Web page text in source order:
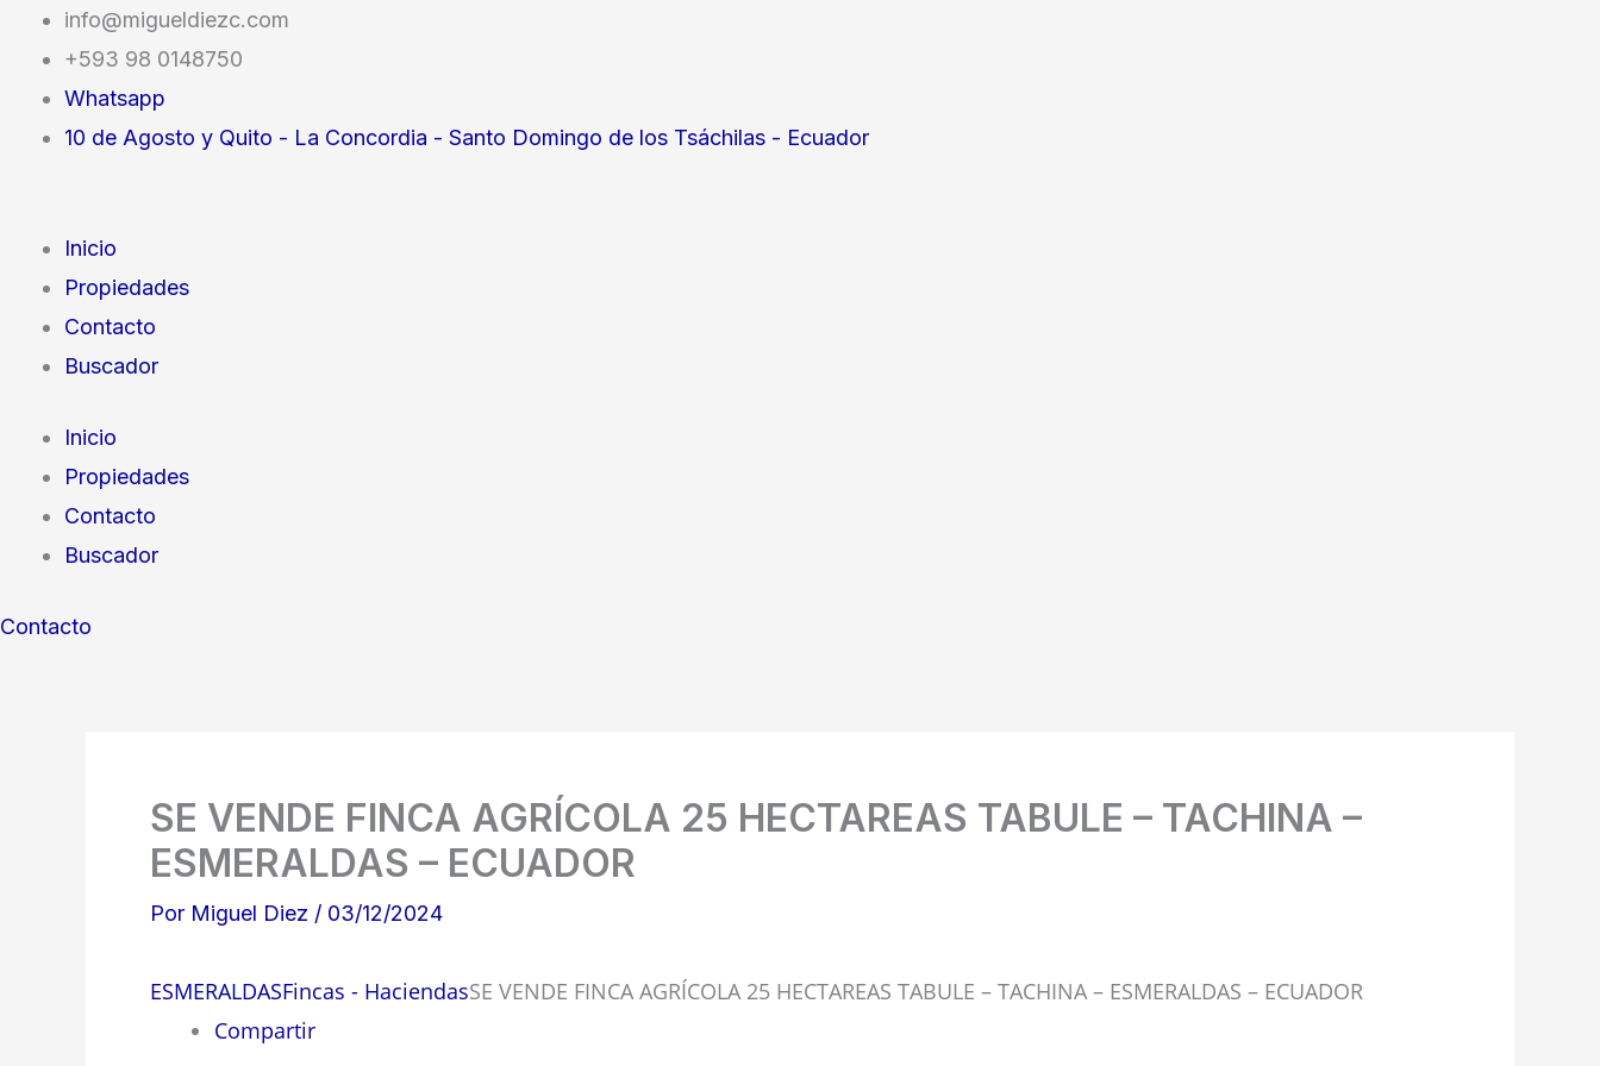
contenido
info@migueldiezc.com
+593 98 0148750
Whatsapp
10 de Agosto y Quito - La Concordia - Santo Domingo de los Tsáchilas - Ecuador
Inicio
Propiedades
Contacto
Buscador
Inicio
Propiedades
Contacto
Buscador
Contacto
SE VENDE FINCA AGRÍCOLA 25 HECTAREAS TABULE – TACHINA –
ESMERALDAS – ECUADOR
Por Miguel Diez / 03/12/2024
ESMERALDASFincas - HaciendasSE VENDE FINCA AGRÍCOLA 25 HECTAREAS TABULE – TACHINA – ESMERALDAS – ECUADOR
Compartir